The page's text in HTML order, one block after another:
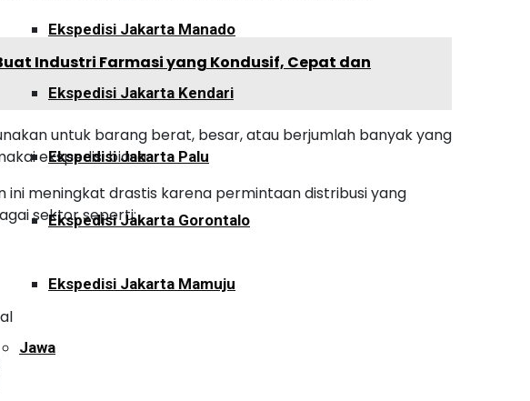
Ekspedisi Jakarta Manado
Ekspedisi Jakarta Kendari
Ekspedisi Jakarta Palu
Ekspedisi Jakarta Gorontalo
Ekspedisi Jakarta Mamuju
Jawa
Industri Farmasi yang Kondusif, Cepat dan
untuk barang berat, besar, atau berjumlah banyak yang
ekspedisi biasa.
ini meningkat drastis karena permintaan distribusi yang
sektor seperti: